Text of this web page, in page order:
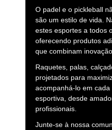
O padel e o pickleball
são um estilo de vida.
estes esportes a todos
oferecendo produtos
que combinam
Raquetes, palas,
projetados para
acompanhá-lo em
esportiva, desde
profissionais.
Junte-se à nossa